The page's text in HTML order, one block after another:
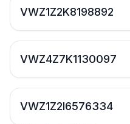
VWZ1Z2K8198892
VWZ4Z7K1130097
VWZ1Z2I6576334